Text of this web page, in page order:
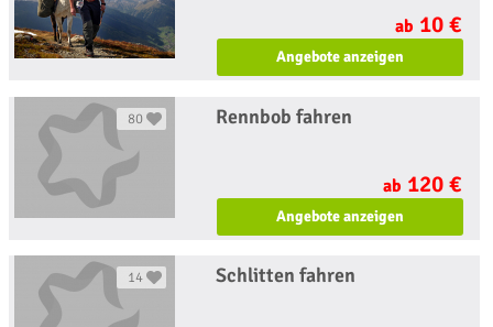
ab 10 €
Angebote anzeigen
80 Rennbob fahren
ab 120 €
Angebote anzeigen
14 Schlitten fahren